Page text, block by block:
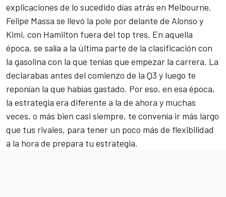
explicaciones de lo sucedido días atrás en Melbourne.
Felipe Massa se llevó la pole por delante de Alonso y
Kimi, con Hamilton fuera del top tres. En aquella
época, se salía a la última parte de la clasificación con
la gasolina con la que tenías que empezar la carrera. La
declarabas antes del comienzo de la Q3 y luego te
reponían la que habías gastado. Por eso, en esa época,
la estrategia era diferente a la de ahora y muchas
veces, o más bien casi siempre, te convenía ir más largo
que tus rivales, para tener un poco más de flexibilidad
a la hora de prepara tu estrategia.